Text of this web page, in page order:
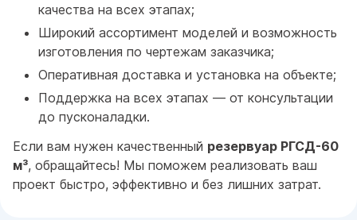
качества на всех этапах;
Широкий ассортимент моделей и возможность
изготовления по чертежам заказчика;
Оперативная доставка и установка на объекте;
Поддержка на всех этапах — от консультации
до пусконаладки.
Если вам нужен качественный резервуар РГСД-60
м³, обращайтесь! Мы поможем реализовать ваш
проект быстро, эффективно и без лишних затрат.